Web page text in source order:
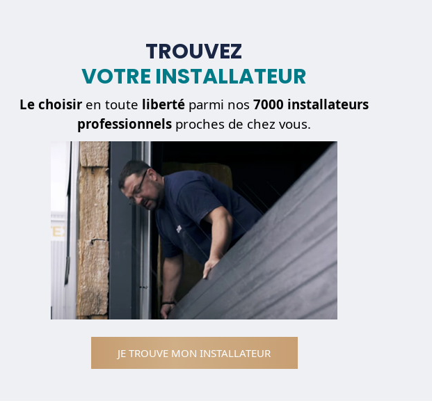
TROUVEZ
VOTRE INSTALLATEUR
Le choisir en toute liberté parmi nos 7000 installateurs
professionnels proches de chez vous.
JE TROUVE MON INSTALLATEUR